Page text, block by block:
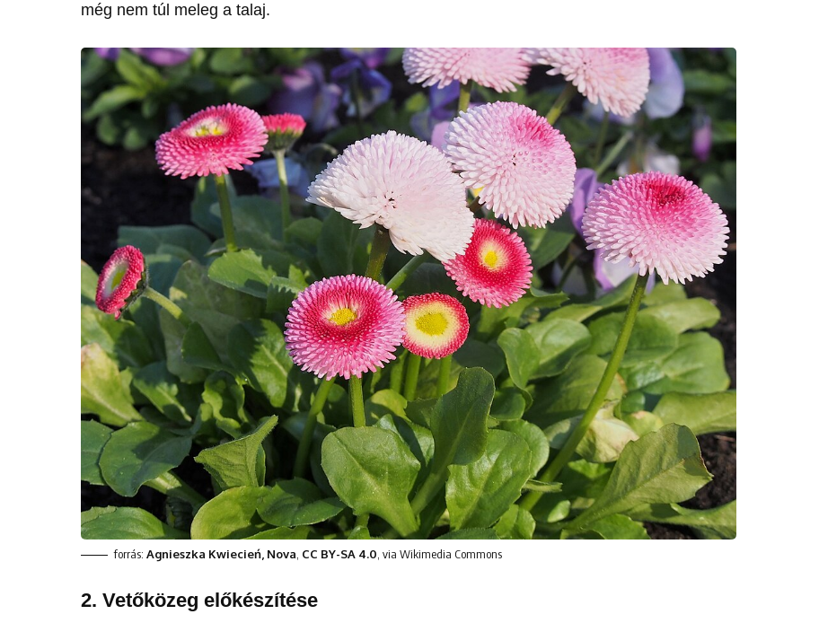
még nem túl meleg a talaj.
forrás:Agnieszka Kwiecień, Nova CC BY-SA 4.0 , via Wikimedia Commons
2.Vetőközeg előkészítése